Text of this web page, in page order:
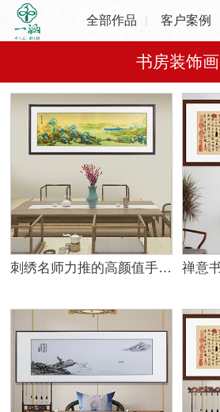
全部作品 客户案例
书房装饰画
刺绣名师力推的高颜值手工刺绣书房装饰画佳作